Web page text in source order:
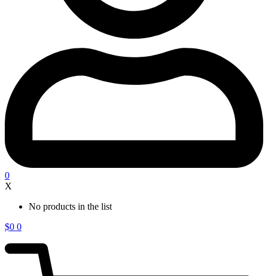
0
X
No products in the list
$0 0